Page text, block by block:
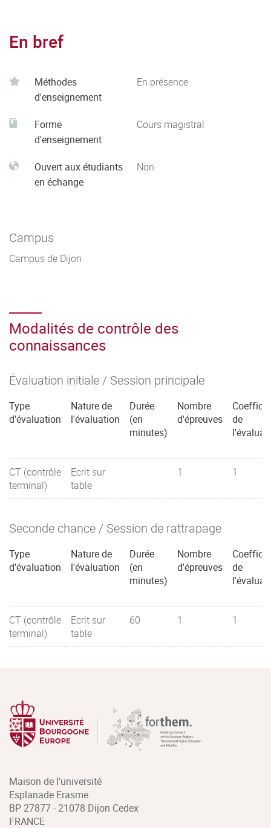
En bref
Méthodes
d'enseignement
En présence
Forme
d'enseignement
Cours magistral
Ouvert aux étudiants
en échange
Non
Campus
Campus de Dijon
Modalités de contrôle des
connaissances
Évaluation initiale / Session principale
Type
d'évaluation
Nature de
l'évaluation
Durée
(en
minutes)
Nombre
d'épreuves
de
CT (contrôle
terminal)
Ecrit sur
table
1 1
Seconde chance / Session de rattrapage
Type
d'évaluation
Nature de
l'évaluation
Durée
(en
minutes)
Nombre
d'épreuves
de
CT (contrôle
terminal)
Ecrit sur
table
60 1 1
Maison de l'université
Esplanade Erasme
BP 27877 - 21078 Dijon Cedex
FRANCE